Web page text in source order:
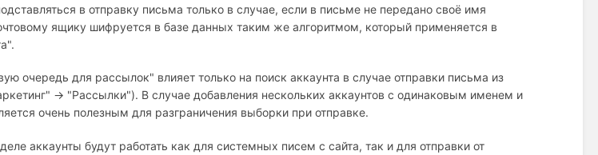
в отправку письма только в случае, если в письме не передано своё имя
ящику шифруется в базе данных таким же алгоритмом, который применяется в
очередь для рассылок" влияет только на поиск аккаунта в случае отправки письма из
→ "Рассылки"). В случае добавления нескольких аккаунтов с одинаковым именем и
очень полезным для разграничения выборки при отправке.
аккаунты будут работать как для системных писем с сайта, так и для отправки от